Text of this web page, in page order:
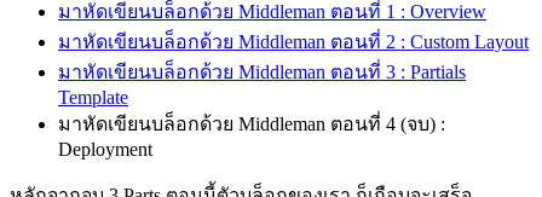
มาหัดเขียนบล็อกด้วย Middleman ตอนที่ 1 : Overview
มาหัดเขียนบล็อกด้วย Middleman ตอนที่ 2 : Custom Layout
มาหัดเขียนบล็อกด้วย Middleman ตอนที่ 3 : Partials
Template
มาหัดเขียนบล็อกด้วย Middleman ตอนที่ 4 (จบ) :
Deployment